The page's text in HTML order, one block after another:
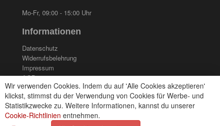
Wir verwenden Cookies. Indem du auf 'Alle Cookies akzeptieren'
klickst, stimmst du der Verwendung von Cookies für Werbe- und
Statistikzwecke zu. Weitere Informationen, kannst du unserer
Cookie-Richtlinien entnehmen.
Mo-Fr, 09:00 - 15:00 Uhr
Informationen
Datenschutz
Widerrufsbelehrung
Impressum
AGB
Kontakt
Cookies einstellungen
Zahlungsarten